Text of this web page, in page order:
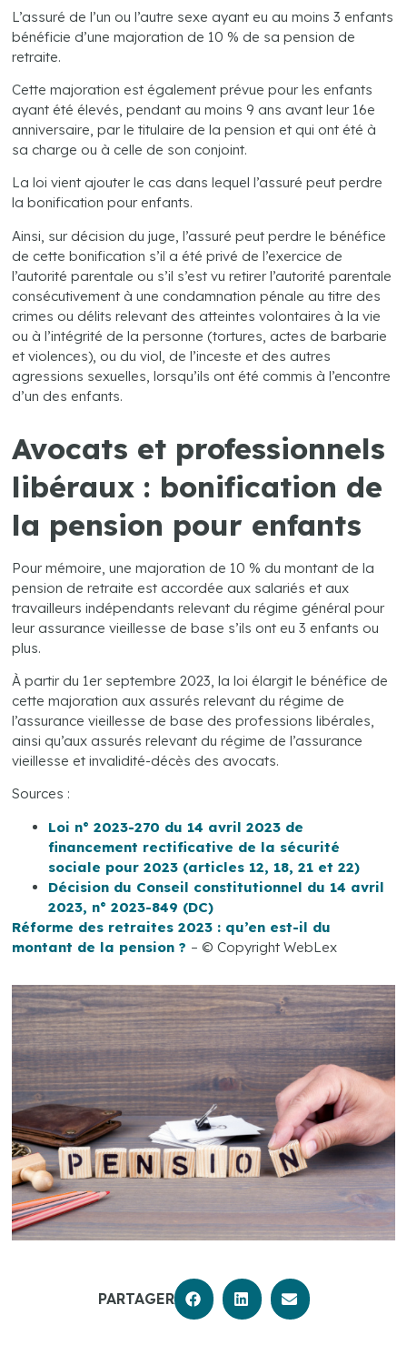
L’assuré de l’un ou l’autre sexe ayant eu au moins 3 enfants
bénéficie d’une majoration de 10 % de sa pension de
retraite.
Cette majoration est également prévue pour les enfants
ayant été élevés, pendant au moins 9 ans avant leur 16e
anniversaire, par le titulaire de la pension et qui ont été à
sa charge ou à celle de son conjoint.
La loi vient ajouter le cas dans lequel l’assuré peut perdre
la bonification pour enfants.
Ainsi, sur décision du juge, l’assuré peut perdre le bénéfice
de cette bonification s’il a été privé de l’exercice de
l’autorité parentale ou s’il s’est vu retirer l’autorité parentale
consécutivement à une condamnation pénale au titre des
crimes ou délits relevant des atteintes volontaires à la vie
ou à l’intégrité de la personne (tortures, actes de barbarie
et violences), ou du viol, de l’inceste et des autres
agressions sexuelles, lorsqu’ils ont été commis à l’encontre
d’un des enfants.
Avocats et professionnels
libéraux : bonification de
la pension pour enfants
Pour mémoire, une majoration de 10 % du montant de la
pension de retraite est accordée aux salariés et aux
travailleurs indépendants relevant du régime général pour
leur assurance vieillesse de base s’ils ont eu 3 enfants ou
plus.
À partir du 1er septembre 2023, la loi élargit le bénéfice de
cette majoration aux assurés relevant du régime de
l’assurance vieillesse de base des professions libérales,
ainsi qu’aux assurés relevant du régime de l’assurance
vieillesse et invalidité-décès des avocats.
Sources :
Loi n° 2023-270 du 14 avril 2023 de
financement rectificative de la sécurité
sociale pour 2023 (articles 12, 18, 21 et 22)
Décision du Conseil constitutionnel du 14 avril
2023, n° 2023-849 (DC)
Réforme des retraites 2023 : qu’en est-il du
montant de la pension ? – © Copyright WebLex
PARTAGER